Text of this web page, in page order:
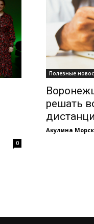
0
Полезные
решать
Акулина